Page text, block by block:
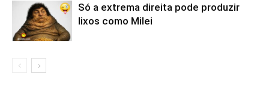
Só a extrema direita pode produzir
lixos como Milei